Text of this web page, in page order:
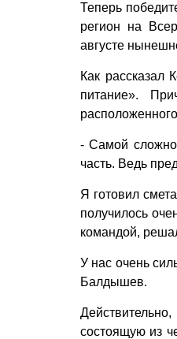
Теперь
регион на
августе
Как рассказал
питание».
- Самой
часть. Ведь
Я готовил
получилось
командой,
У нас очень
Балдышев.
состоящую из